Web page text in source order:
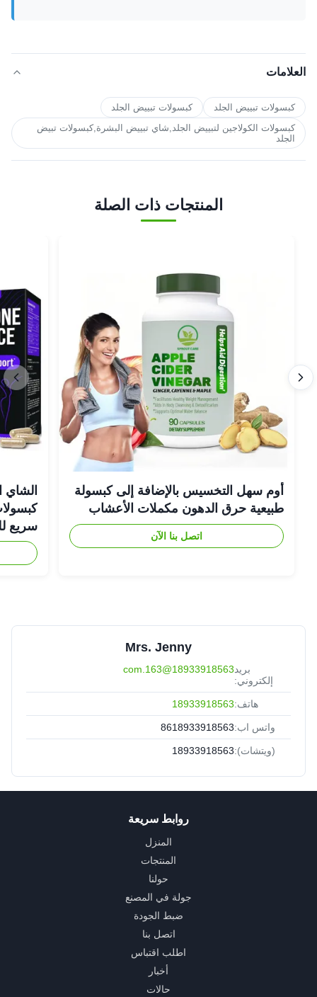
العلامات
كبسولات تبييض الجلد
كبسولات تبييض الجلد
كبسولات الكولاجين لتبييض الجلد,شاي تبييض البشرة,كبسولات تبيض
الجلد
المنتجات ذات الصلة
أوم سهل التخسيس بالإضافة إلى كبسولة
طبيعية حرق الدهون مكملات الأعشاب
اتصل بنا الآن
سريع
Mrs. Jenny
بريد
إلكتروني:
18933918563@163.com
هاتف:18933918563
واتس اب:8618933918563
(ويتشات):18933918563
روابط سريعة
المنزل
المنتجات
حولنا
جولة في المصنع
ضبط الجودة
اتصل بنا
اطلب اقتباس
أخبار
حالات